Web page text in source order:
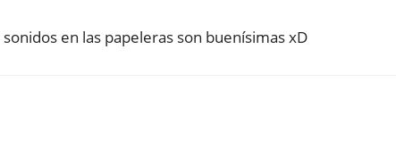
en las papeleras son buenísimas xD